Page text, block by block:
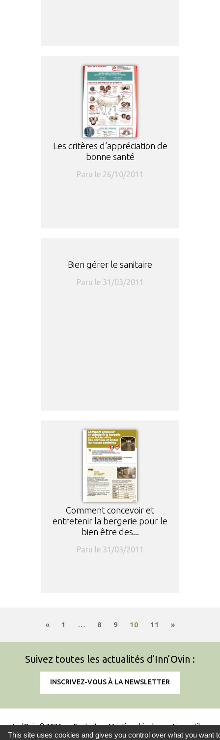
Les critères d’appréciation de
bonne santé
Paru le 26/10/2011
Bien gérer le sanitaire
Paru le 31/03/2011
Comment concevoir et
entretenir la bergerie pour le
bien être des...
Paru le 31/03/2011
« 1 … 8 9 10 11 »
Suivez toutes les actualités d'Inn’Ovin :
INSCRIVEZ-VOUS À LA NEWSLETTER
Inn’Ovin © 2026 Contact Mentions légales Liens utiles
This site uses cookies and gives you control over what you want